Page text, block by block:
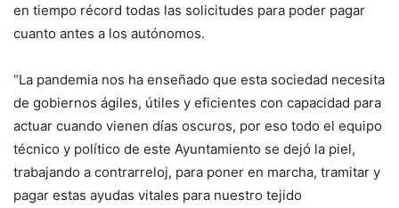
en tiempo récord todas las solicitudes para poder pagar
cuanto antes a los autónomos.
“La pandemia nos ha enseñado que esta sociedad necesita
de gobiernos ágiles, útiles y eficientes con capacidad para
actuar cuando vienen días oscuros, por eso todo el equipo
técnico y político de este Ayuntamiento se dejó la piel,
trabajando a contrarreloj, para poner en marcha, tramitar y
pagar estas ayudas vitales para nuestro tejido